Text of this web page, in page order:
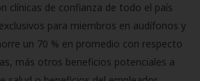
clínicas de confianza de todo el país
para miembros en audífonos y
un 70 % en promedio con respecto
más otros beneficios potenciales a